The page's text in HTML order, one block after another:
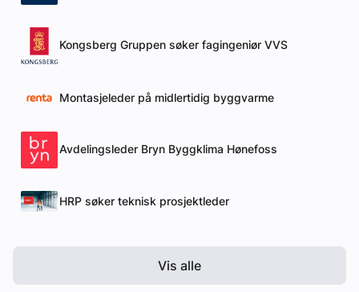
Kongsberg Gruppen søker fagingeniør VVS
Montasjeleder på midlertidig byggvarme
Avdelingsleder Bryn Byggklima Hønefoss
HRP søker teknisk prosjektleder
Vis alle